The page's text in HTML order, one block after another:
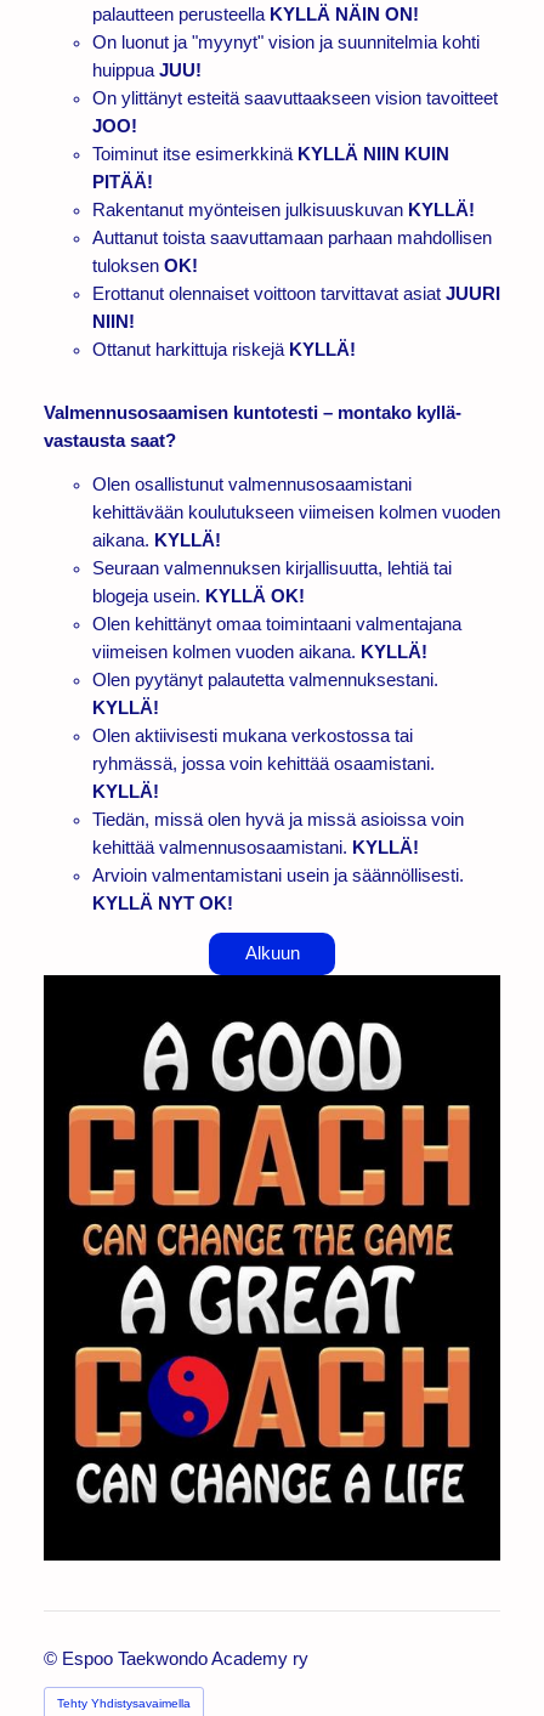
palautteen perusteella KYLLÄ NÄIN ON!
On luonut ja "myynyt" vision ja suunnitelmia kohti
huippua JUU!
On ylittänyt esteitä saavuttaakseen vision tavoitteet
JOO!
Toiminut itse esimerkkinä KYLLÄ NIIN KUIN
PITÄÄ!
Rakentanut myönteisen julkisuuskuvan KYLLÄ!
Auttanut toista saavuttamaan parhaan mahdollisen
tuloksen OK!
Erottanut olennaiset voittoon tarvittavat asiat JUURI
NIIN!
Ottanut harkittuja riskejä KYLLÄ!
Valmennusosaamisen kuntotesti – montako kyllä-
vastausta saat?
Olen osallistunut valmennusosaamistani
kehittävään koulutukseen viimeisen kolmen vuoden
aikana. KYLLÄ!
Seuraan valmennuksen kirjallisuutta, lehtiä tai
blogeja usein. KYLLÄ OK!
Olen kehittänyt omaa toimintaani valmentajana
viimeisen kolmen vuoden aikana. KYLLÄ!
Olen pyytänyt palautetta valmennuksestani.
KYLLÄ!
Olen aktiivisesti mukana verkostossa tai
ryhmässä, jossa voin kehittää osaamistani.
KYLLÄ!
Tiedän, missä olen hyvä ja missä asioissa voin
kehittää valmennusosaamistani. KYLLÄ!
Arvioin valmentamistani usein ja säännöllisesti.
KYLLÄ NYT OK!
Alkuun
© Espoo Taekwondo Academy ry
Tehty Yhdistysavaimella